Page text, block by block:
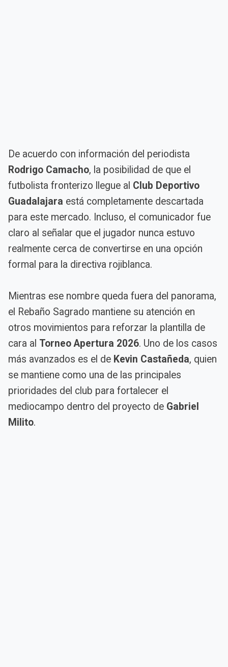
De acuerdo con información del periodista
Rodrigo Camacho, la posibilidad de que el
futbolista fronterizo llegue al Club Deportivo
Guadalajara está completamente descartada
para este mercado. Incluso, el comunicador fue
claro al señalar que el jugador nunca estuvo
realmente cerca de convertirse en una opción
formal para la directiva rojiblanca.
Mientras ese nombre queda fuera del panorama,
el Rebaño Sagrado mantiene su atención en
otros movimientos para reforzar la plantilla de
cara al Torneo Apertura 2026. Uno de los casos
más avanzados es el de Kevin Castañeda, quien
se mantiene como una de las principales
prioridades del club para fortalecer el
mediocampo dentro del proyecto de Gabriel
Milito.